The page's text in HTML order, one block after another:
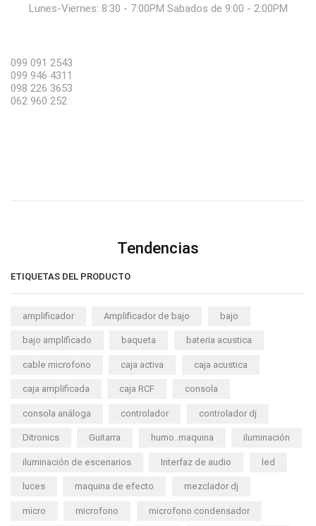
Lunes-Viernes: 8:30 - 7:00PM Sabados de 9:00 - 2:00PM
099 091 2543
099 946 4311
098 226 3653
062 960 252
Tendencias
ETIQUETAS DEL PRODUCTO
amplificador Amplificador de bajo bajo
bajo amplificado baqueta bateria acustica
cable microfono caja activa caja acustica
caja amplificada caja RCF consola
consola análoga controlador controlador dj
Ditronics Guitarra humo. maquina iluminación
iluminación de escenarios Interfaz de audio led
luces maquina de efecto mezclador dj
micro microfono microfono condensador